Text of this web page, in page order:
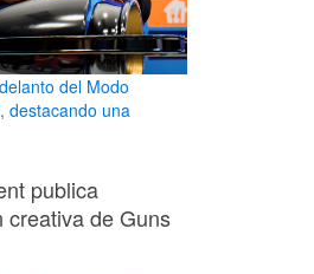
del Modo
destacando una
publica
creativa de Guns